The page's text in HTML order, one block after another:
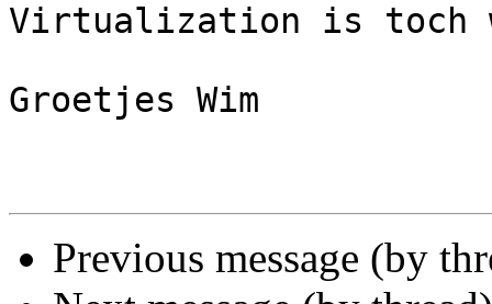
Virtualization is toch
Groetjes Wim
Previous message (by